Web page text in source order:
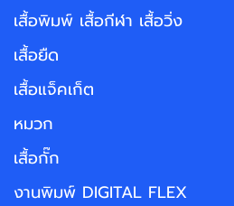
เสื้อพิมพ์ เสื้อกีฬา เสื้อวิ่ง
เสื้อยืด
เสื้อแจ็คเก็ต
หมวก
เสื้อกั๊ก
งานพิมพ์ DIGITAL FLEX